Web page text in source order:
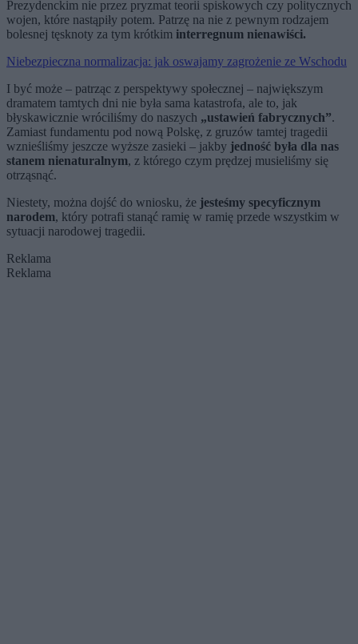
Prezydenckim nie przez pryzmat teorii spiskowych czy politycznych
wojen, które nastąpiły potem. Patrzę na nie z pewnym rodzajem
bolesnej tęsknoty za tym krótkim interregnum nienawiści.
Niebezpieczna normalizacja: jak oswajamy zagrożenie ze Wschodu
I być może – patrząc z perspektywy społecznej – największym
dramatem tamtych dni nie była sama katastrofa, ale to, jak
błyskawicznie wróciliśmy do naszych „ustawień fabrycznych”.
Zamiast fundamentu pod nową Polskę, z gruzów tamtej tragedii
wznieśliśmy jeszcze wyższe zasieki – jakby jedność była dla nas
stanem nienaturalnym, z którego czym prędzej musieliśmy się
otrząsnąć.
Niestety, można dojść do wniosku, że jesteśmy specyficznym
narodem, który potrafi stanąć ramię w ramię przede wszystkim w
sytuacji narodowej tragedii.
Reklama
Reklama